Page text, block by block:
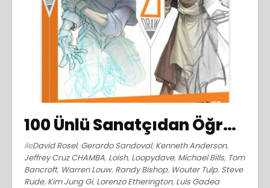
100 Ünlü Sanatçıdan Öğrenin (2014)
ileDavid Rosel, Gerardo Sandoval, Kenneth Anderson,
Jeffrey Cruz CHAMBA, Loish, Loopydave, Michael Bills, Tom
Bancroft, Warren Louw, Randy Bishop, Wouter Tulp, Steve
Rude, Kim Jung Gi, Lorenzo Etherington, Luis Gadea